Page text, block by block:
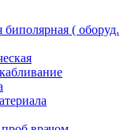
биполярная ( оборуд.